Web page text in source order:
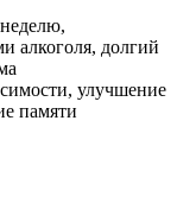
алкоголя, долгий
улучшение
памяти